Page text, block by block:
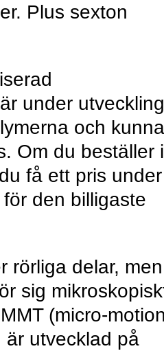
Plus sexton
under utveckling
och kunna
Om du beställer i
få ett pris under
den billigaste
rörliga delar, men
sig
(micro-
utvecklad på